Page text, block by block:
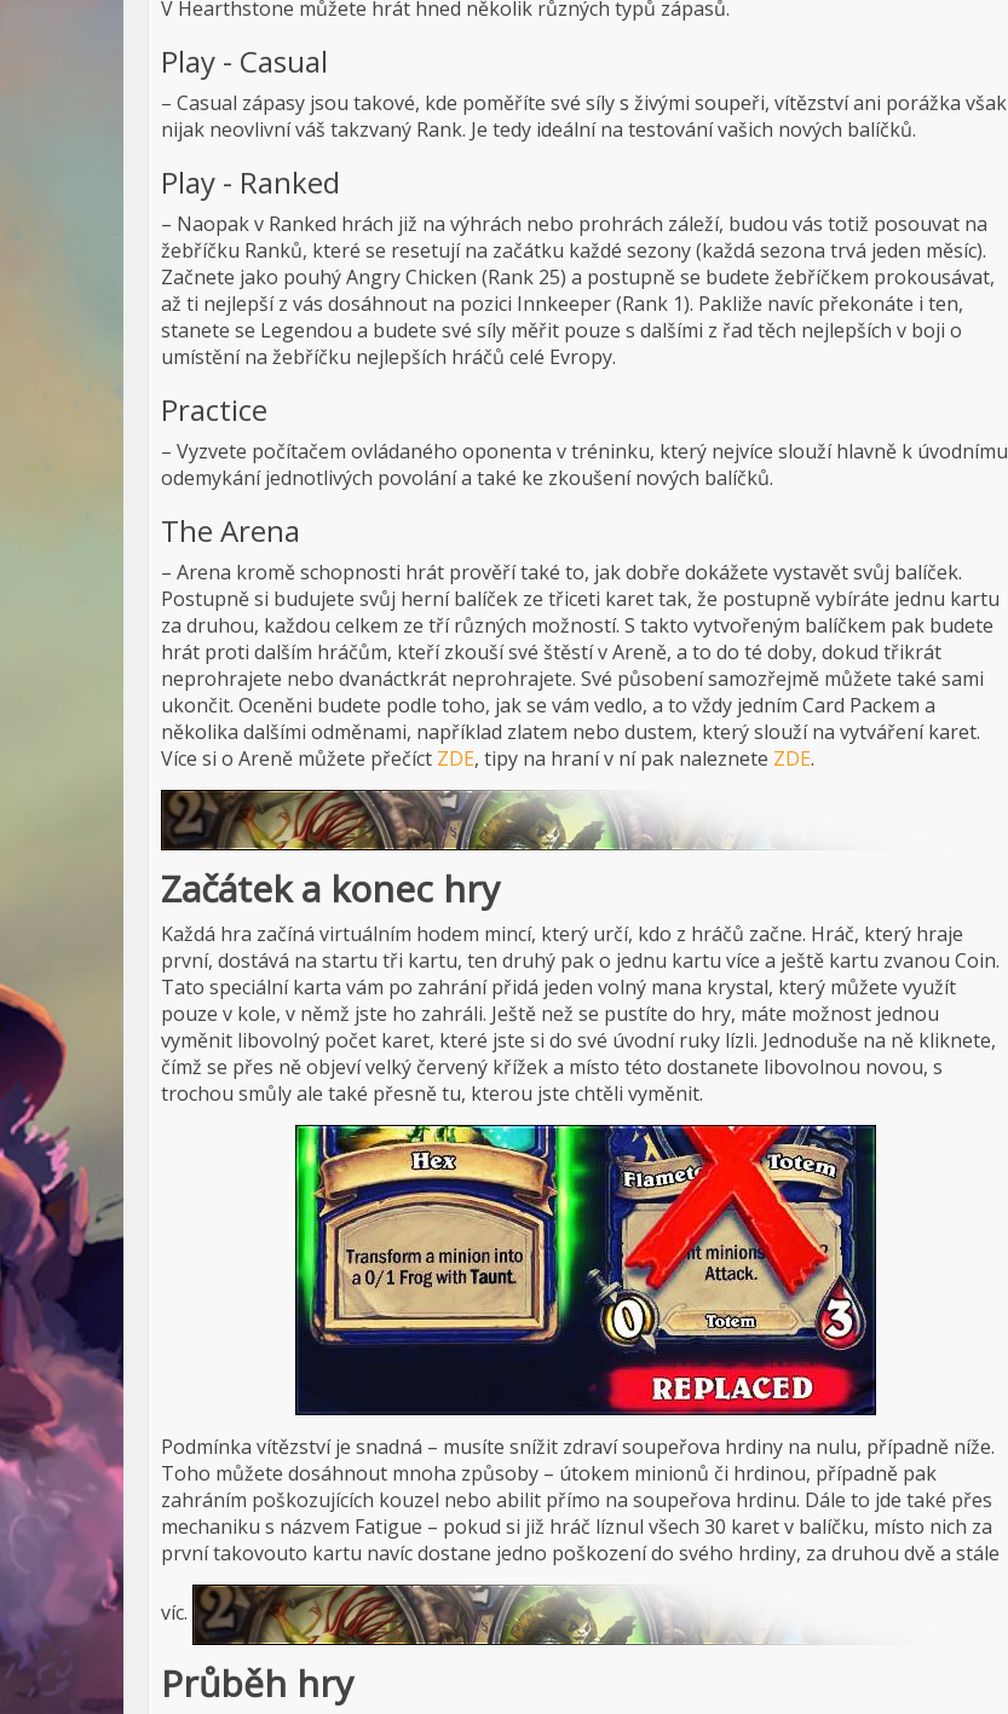
V Hearthstone můžete hrát hned několik různých typů zápasů.
Play - Casual
– Casual zápasy jsou takové, kde poměříte své síly s živými soupeři, vítězství ani porážka však
nijak neovlivní váš takzvaný Rank. Je tedy ideální na testování vašich nových balíčků.
Play - Ranked
– Naopak v Ranked hrách již na výhrách nebo prohrách záleží, budou vás totiž posouvat na
žebříčku Ranků, které se resetují na začátku každé sezony (každá sezona trvá jeden měsíc).
Začnete jako pouhý Angry Chicken (Rank 25) a postupně se budete žebříčkem prokousávat,
až ti nejlepší z vás dosáhnout na pozici Innkeeper (Rank 1). Pakliže navíc překonáte i ten,
stanete se Legendou a budete své síly měřit pouze s dalšími z řad těch nejlepších v boji o
umístění na žebříčku nejlepších hráčů celé Evropy.
Practice
– Vyzvete počítačem ovládaného oponenta v tréninku, který nejvíce slouží hlavně k úvodnímu
odemykání jednotlivých povolání a také ke zkoušení nových balíčků.
The Arena
– Arena kromě schopnosti hrát prověří také to, jak dobře dokážete vystavět svůj balíček.
Postupně si budujete svůj herní balíček ze třiceti karet tak, že postupně vybíráte jednu kartu
za druhou, každou celkem ze tří různých možností. S takto vytvořeným balíčkem pak budete
hrát proti dalším hráčům, kteří zkouší své štěstí v Areně, a to do té doby, dokud třikrát
neprohrajete nebo dvanáctkrát neprohrajete. Své působení samozřejmě můžete také sami
ukončit. Oceněni budete podle toho, jak se vám vedlo, a to vždy jedním Card Packem a
několika dalšími odměnami, například zlatem nebo dustem, který slouží na vytváření karet.
Více si o Areně můžete přečíct ZDE, tipy na hraní v ní pak naleznete ZDE.
Začátek a konec hry
Každá hra začíná virtuálním hodem mincí, který určí, kdo z hráčů začne. Hráč, který hraje
první, dostává na startu tři kartu, ten druhý pak o jednu kartu více a ještě kartu zvanou Coin.
Tato speciální karta vám po zahrání přidá jeden volný mana krystal, který můžete využít
pouze v kole, v němž jste ho zahráli. Ještě než se pustíte do hry, máte možnost jednou
vyměnit libovolný počet karet, které jste si do své úvodní ruky lízli. Jednoduše na ně kliknete,
čímž se přes ně objeví velký červený křížek a místo této dostanete libovolnou novou, s
trochou smůly ale také přesně tu, kterou jste chtěli vyměnit.
Podmínka vítězství je snadná – musíte snížit zdraví soupeřova hrdiny na nulu, případně níže.
Toho můžete dosáhnout mnoha způsoby – útokem minionů či hrdinou, případně pak
zahráním poškozujících kouzel nebo abilit přímo na soupeřova hrdinu. Dále to jde také přes
mechaniku s názvem Fatigue – pokud si již hráč líznul všech 30 karet v balíčku, místo nich za
první takovouto kartu navíc dostane jedno poškození do svého hrdiny, za druhou dvě a stále
víc.
Průběh hry